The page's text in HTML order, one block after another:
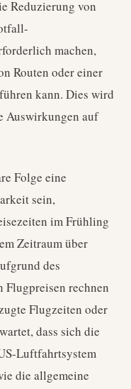
Reduzierung von
machen,
Routen oder einer
kann. Dies wird
Auswirkungen auf
Folge eine
sein,
im Frühling
Zeitraum über
des
Flugpreisen rechnen
Flugzeiten oder
dass sich die
Luftfahrtsystem
die allgemeine